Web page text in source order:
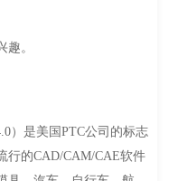
。
）是美国PTC公司的标志
行的CAD/CAM/CAE软件